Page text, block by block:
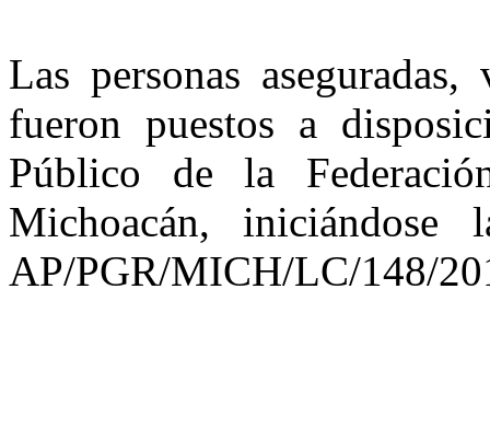
Las personas
fueron puestos a
Público de la
Michoacán, iniciándose
AP/PGR/MICH/LC/148/